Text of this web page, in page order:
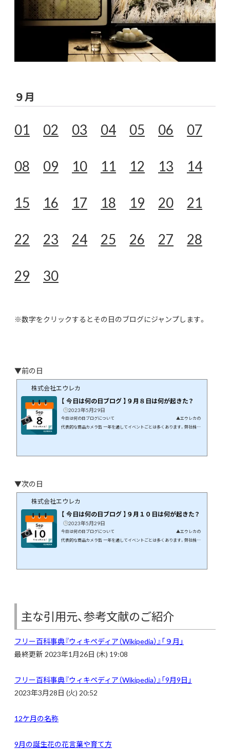
９月
01 02 03 04 05 06
07
08
09 10 11 12 13
14
15
16 17 18 19 20
21
22
23 24 25 26 27
28
29
30
※数字をクリックするとその日のブログにジャンプします。
▼前の日
株式会社エウレカ
【 今日は何の日ブログ 】９月８日は何が起きた？
2023年5月29日
今日は何の日ブログについて ▲エウレカの
代表的な商品カメラ缶 一年を通してイベントごとは多くあります。弊社株式
▼次の日
株式会社エウレカ
【 今日は何の日ブログ 】９月１０日は何が起きた？
2023年5月29日
今日は何の日ブログについて ▲エウレカの
代表的な商品カメラ缶 一年を通してイベントごとは多くあります。弊社株式
主な引用元、参考文献のご紹介
フリー百科事典『ウィキペディア（Wikipedia）』「９月」
最終更新 2023年1月26日 (木) 19:08
フリー百科事典『ウィキペディア（Wikipedia）』「9月9日」
2023年3月28日 (火) 20:52
12ケ月の名称
9月の誕生花の花言葉や育て方